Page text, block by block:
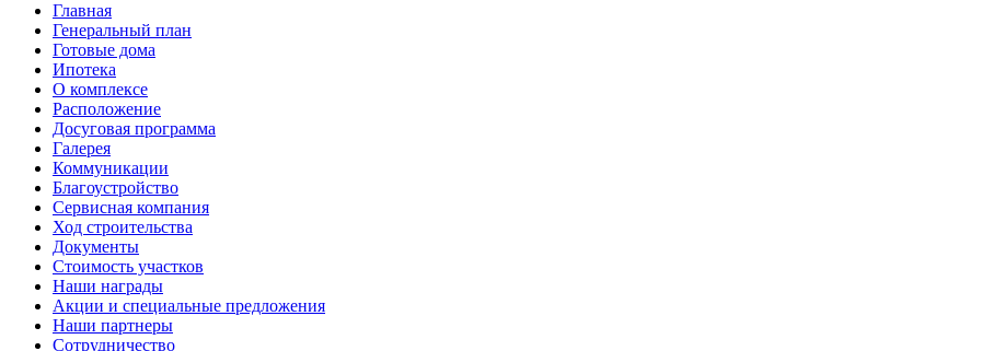
Главная
Генеральный план
Готовые дома
Ипотека
О комплексе
Расположение
Досуговая программа
Галерея
Коммуникации
Благоустройство
Сервисная компания
Ход строительства
Документы
Стоимость участков
Наши награды
Акции и специальные предложения
Наши партнеры
Сотрудничество